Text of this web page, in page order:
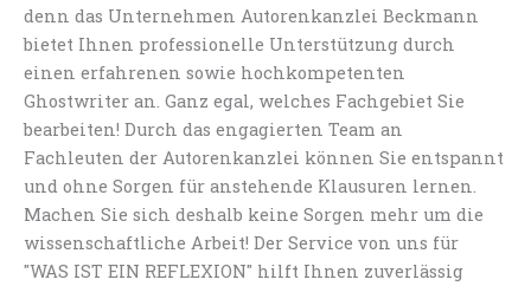
denn das Unternehmen Autorenkanzlei Beckmann
bietet Ihnen professionelle Unterstützung durch
einen erfahrenen sowie hochkompetenten
Ghostwriter an. Ganz egal, welches Fachgebiet Sie
bearbeiten! Durch das engagierten Team an
Fachleuten der Autorenkanzlei können Sie entspannt
und ohne Sorgen für anstehende Klausuren lernen.
Machen Sie sich deshalb keine Sorgen mehr um die
wissenschaftliche Arbeit! Der Service von uns für
"WAS IST EIN REFLEXION" hilft Ihnen zuverlässig